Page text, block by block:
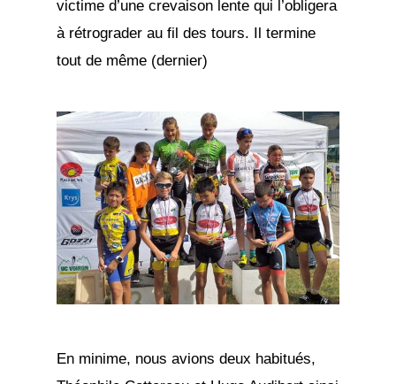
victime d’une crevaison lente qui l’obligera
à rétrograder au fil des tours. Il termine
tout de même (dernier)
En minime, nous avions deux habitués,